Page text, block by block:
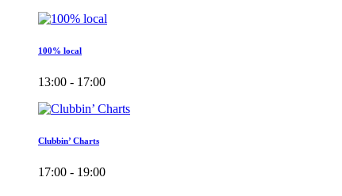
100% local
13:00 - 17:00
Clubbin’ Charts
17:00 - 19:00